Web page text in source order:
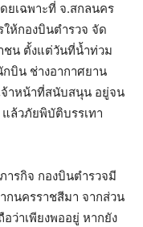
ยเฉพาะที่ จ.สกลนคร
ห้กองบินตำรวจ จัด
ชน ตั้งแต่วันที่น้ำท่วม
บิน ช่างอากาศยาน
จ้าหน้าที่สนับสนุน อยู่จน
แล้วภัยพิบัติบรรเทา
ารกิจ กองบินตำรวจมี
กนครราชสีมา จากส่วน
ว่าเพียงพออยู่ หากยัง